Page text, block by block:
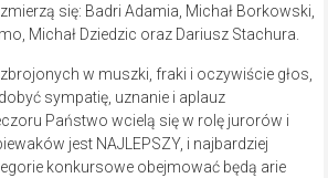
się: Badri Adamia, Michał Borkowski,
Michał Dziedzic oraz Dariusz Stachura.
w muszki, fraki i oczywiście głos,
sympatię, uznanie i aplauz
Państwo wcielą się w rolę jurorów i
jest NAJLEPSZY, i najbardziej
konkursowe obejmować będą arie